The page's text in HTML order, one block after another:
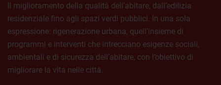
Il miglioramento della qualità dell’abitare, dall’edilizia
residenziale fino agli spazi verdi pubblici. In una sola
espressione: rigenerazione urbana, quell’insieme di
programmi e interventi che intrecciano esigenze sociali,
ambientali e di sicurezza dell’abitare, con l’obiettivo di
migliorare la vita nelle città.